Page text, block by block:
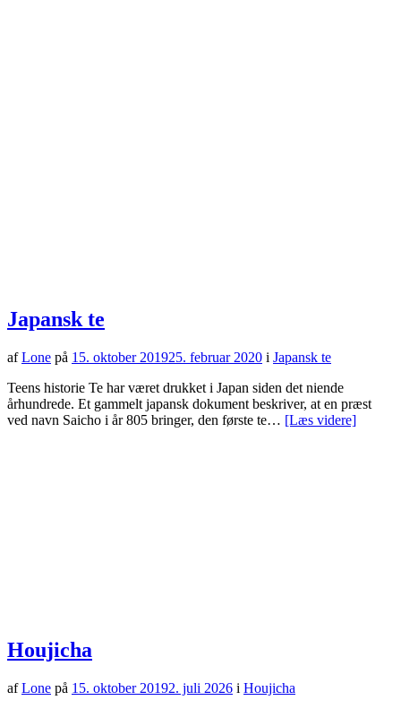
Japansk te
afLone på 15. oktober 201925. februar 2020 i Japansk te
Teens historie Te har været drukket i Japan siden det niende
århundrede. Et gammelt japansk dokument beskriver, at en præst
ved navn Saicho i år 805 bringer, den første te… [Læs videre]
Houjicha
afLone på 15. oktober 20192. juli 2026 i Houjicha